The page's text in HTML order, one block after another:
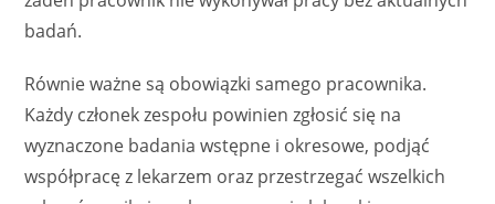
badań.
Równie ważne są obowiązki samego pracownika.
Każdy członek zespołu powinien zgłosić się na
wyznaczone badania wstępne i okresowe, podjąć
współpracę z lekarzem oraz przestrzegać wszelkich